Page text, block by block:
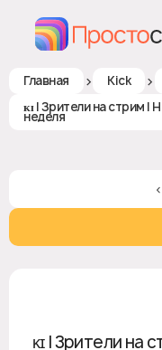
Главная > Kick >
ᴋɪ | Зрители на стрим |
неделя
ᴋɪ | Зрители на